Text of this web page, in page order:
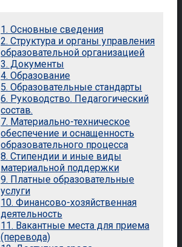
1. Основные сведения
2. Структура и органы управления
образовательной организацией
3. Документы
4. Образование
5. Образовательные стандарты
6. Руководство. Педагогический
состав.
7. Материально-техническое
обеспечение и оснащенность
образовательного процесса
8. Стипендии и иные виды
материальной поддержки
9. Платные образовательные
услуги
10. Финансово-хозяйственная
деятельность
11. Вакантные места для приема
(перевода)